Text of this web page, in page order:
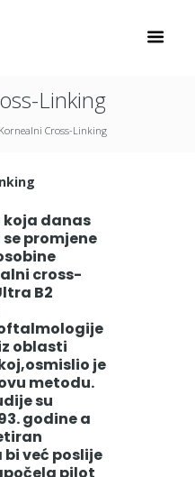
Linking
Kornealni Cross-Linking
danas
promjene
cross-
B2
oblasti
je
metodu.
su
godine a
bi već poslije